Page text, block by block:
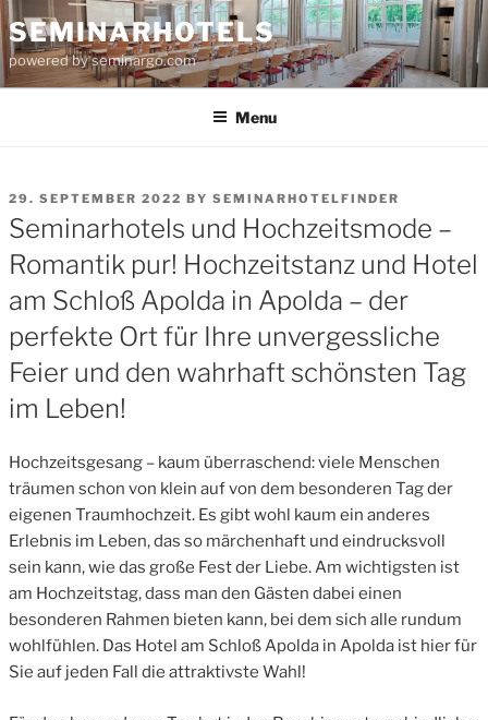
Skip
to
content
SEMINARHOTELS
powered by seminargo.com
Menu
POSTED
ON
29. SEPTEMBER 2022 BY SEMINARHOTELFINDER
Seminarhotels und Hochzeitsmode –
Romantik pur! Hochzeitstanz und Hotel
am Schloß Apolda in Apolda – der
perfekte Ort für Ihre unvergessliche
Feier und den wahrhaft schönsten Tag
im Leben!
Hochzeitsgesang – kaum überraschend: viele Menschen
träumen schon von klein auf von dem besonderen Tag der
eigenen Traumhochzeit. Es gibt wohl kaum ein anderes
Erlebnis im Leben, das so märchenhaft und eindrucksvoll
sein kann, wie das große Fest der Liebe. Am wichtigsten ist
am Hochzeitstag, dass man den Gästen dabei einen
besonderen Rahmen bieten kann, bei dem sich alle rundum
wohlfühlen. Das Hotel am Schloß Apolda in Apolda ist hier für
Sie auf jeden Fall die attraktivste Wahl!